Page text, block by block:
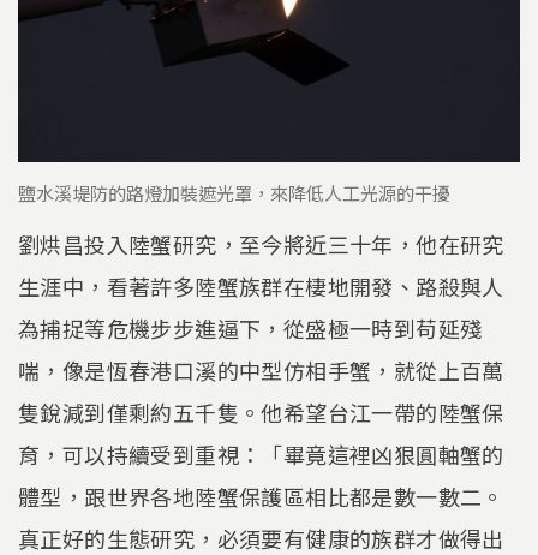
鹽水溪堤防的路燈加裝遮光罩，來降低人工光源的干擾
劉烘昌投入陸蟹研究，至今將近三十年，他在研究
生涯中，看著許多陸蟹族群在棲地開發、路殺與人
為捕捉等危機步步進逼下，從盛極一時到苟延殘
喘，像是恆春港口溪的中型仿相手蟹，就從上百萬
隻銳減到僅剩約五千隻。他希望台江一帶的陸蟹保
育，可以持續受到重視：「畢竟這裡凶狠圓軸蟹的
體型，跟世界各地陸蟹保護區相比都是數一數二。
真正好的生態研究，必須要有健康的族群才做得出